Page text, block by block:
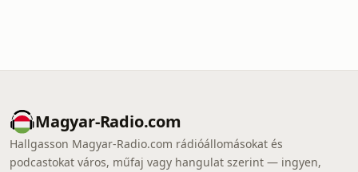
Magyar-Radio.com
Hallgasson Magyar-Radio.com rádióállomásokat és
podcastokat város, műfaj vagy hangulat szerint — ingyen,